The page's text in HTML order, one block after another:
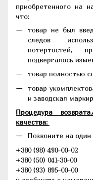
приобретенного на
что:
товар не был
следов
потертостей,
подвергалось
товар полностью
товар
и заводская
Процедура
качества:
Позвоните на
+380 (98) 490-00-02
+380 (50) 041-30-00
+380 (93) 895-00-00